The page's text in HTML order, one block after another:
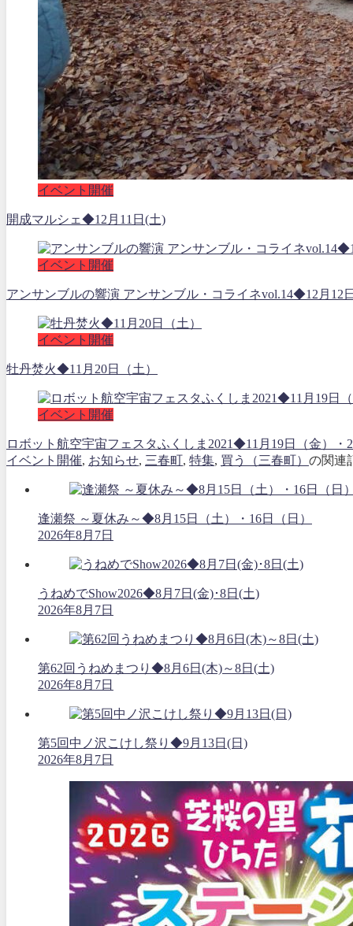
イベント開催
開成マルシェ◆12月11日(土)
イベント開催
アンサンブルの響演 アンサンブル・コライネvol.14◆12月12
イベント開催
牡丹焚火◆11月20日（土）
イベント開催
ロボット航空宇宙フェスタふくしま2021◆11月19日（金
イベント開催, お知らせ, 三春町, 特集, 買う（三春町） の関連
逢瀬祭 ～夏休み～◆8月15日（土）・16日（日）
2026年8月7日
うねめでShow2026◆8月7日(金)･8日(土)
2026年8月7日
第62回うねめまつり◆8月6日(木)～8日(土)
2026年8月7日
第5回中ノ沢こけし祭り◆9月13日(日)
2026年8月7日